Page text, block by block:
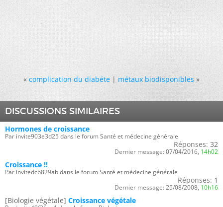
« complication du diabéte|métaux biodisponibles »
DISCUSSIONS SIMILAIRES
Hormones de croissance
Par invite903e3d25 dans le forum Santé et médecine générale
Réponses: 32
Dernier message: 07/04/2016, 14h02
Croissance !!
Par invitedcb829ab dans le forum Santé et médecine générale
Réponses: 1
Dernier message: 25/08/2008, 10h16
[Biologie végétale] Croissance végétale